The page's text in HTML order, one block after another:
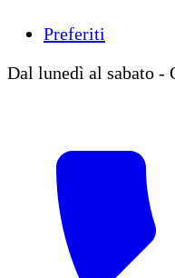
Preferiti
Dal lunedì al sabato -